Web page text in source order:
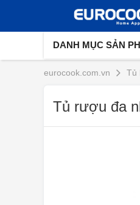
DANH MỤC SẢN
eurocook.com.vn Tủ
Tủ rượu đa